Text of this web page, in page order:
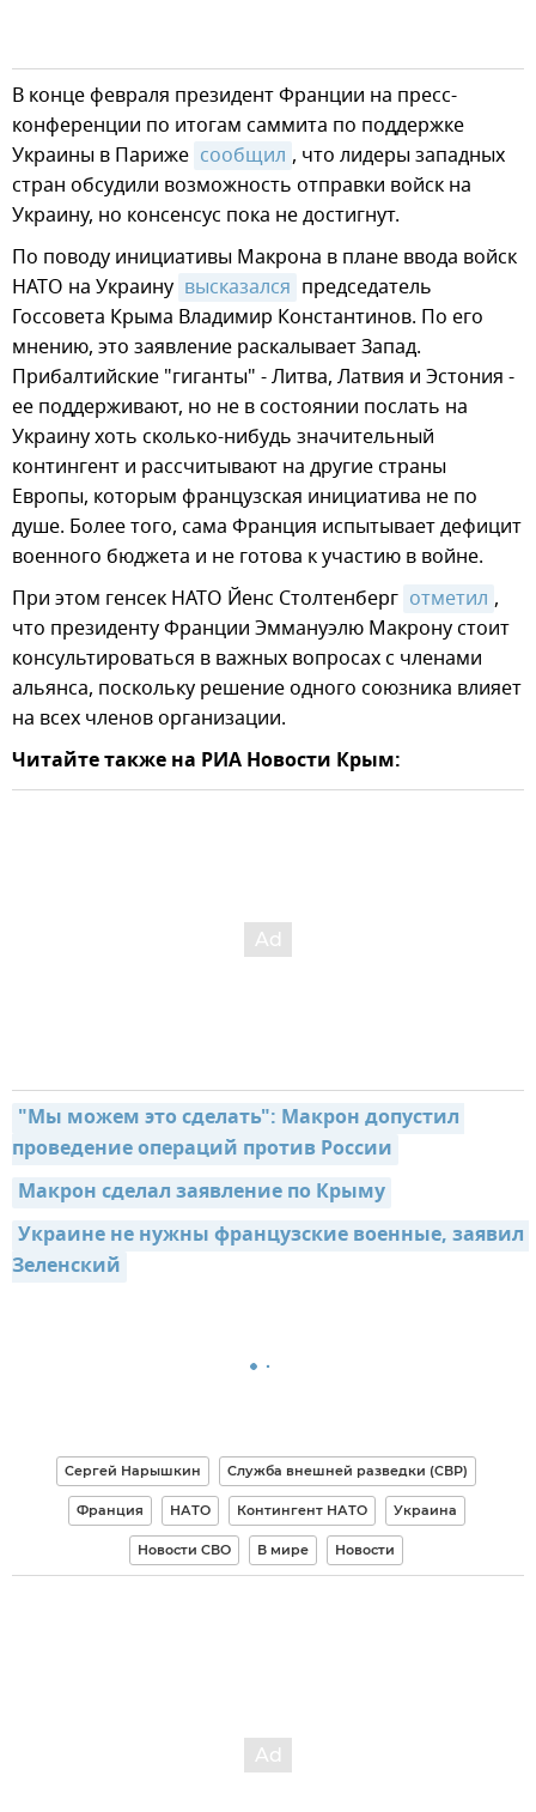
В конце февраля президент Франции на пресс-
конференции по итогам саммита по поддержке
Украины в Париже сообщил , что лидеры западных
стран обсудили возможность отправки войск на
Украину, но консенсус пока не достигнут.
По поводу инициативы Макрона в плане ввода войск
НАТО на Украину высказался председатель
Госсовета Крыма Владимир Константинов. По его
мнению, это заявление раскалывает Запад.
Прибалтийские "гиганты" - Литва, Латвия и Эстония -
ее поддерживают, но не в состоянии послать на
Украину хоть сколько-нибудь значительный
контингент и рассчитывают на другие страны
Европы, которым французская инициатива не по
душе. Более того, сама Франция испытывает дефицит
военного бюджета и не готова к участию в войне.
При этом генсек НАТО Йенс Столтенберг отметил ,
что президенту Франции Эммануэлю Макрону стоит
консультироваться в важных вопросах с членами
альянса, поскольку решение одного союзника влияет
на всех членов организации.
Читайте также на РИА Новости Крым:
"Мы можем это сделать": Макрон допустил
проведение операций против России
Макрон сделал заявление по Крыму
Украине не нужны французские военные, заявил
Зеленский
Сергей Нарышкин Служба внешней разведки (СВР)
Франция НАТО Контингент НАТО Украина
Новости СВО В мире Новости